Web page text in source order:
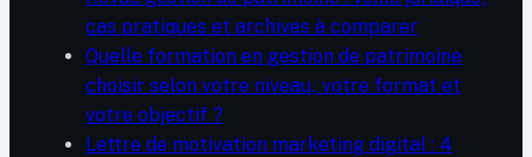
cas pratiques et archives à comparer
Quelle formation en gestion de patrimoine
choisir selon votre niveau, votre format et
votre objectif ?
Lettre de motivation marketing digital : 4